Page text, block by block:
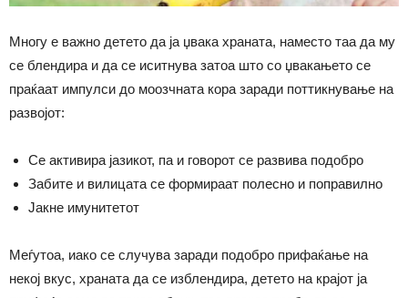
Многу е важно детето да ја џвака храната, наместо таа да му
се блендира и да се иситнува затоа што со џвакањето се
праќаат импулси до моозчната кора заради поттикнување на
развојот:
Се активира јазикот, па и говорот се развива подобро
Забите и вилицата се формираат полесно и поправилно
Јакне имунитетот
Меѓутоа, иако се случува заради подобро прифаќање на
некој вкус, храната да се изблендира, детето на крајот ја